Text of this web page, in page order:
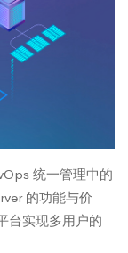
统一管理中的
的功能与价
台实现多用户的